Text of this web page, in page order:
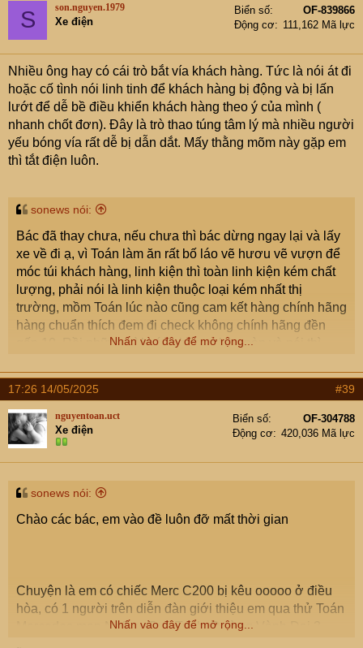
S son.nguyen.1979
Xe điện
Biển số
OF-839866
Động cơ
111,162 Mã lực
Nhiều ông hay có cái trò bắt vía khách hàng. Tức là nói át đi
hoặc cố tình nói linh tinh để khách hàng bị động và bị lấn
lướt để dễ bề điều khiển khách hàng theo ý của mình (
nhanh chốt đơn). Đây là trò thao túng tâm lý mà nhiều người
yếu bóng vía rất dễ bị dẫn dắt. Mấy thằng mõm này gặp em
thì tắt điện luôn.
sonews nói:
Bác đã thay chưa, nếu chưa thì bác dừng ngay lại và lấy
xe về đi ạ, vì Toán làm ăn rất bố láo vẽ hươu vẽ vượn để
móc túi khách hàng, linh kiện thì toàn linh kiện kém chất
lượng, phải nói là linh kiện thuộc loại kém nhất thị
trường, mồm Toán lúc nào cũng cam kết hàng chính hãng
hàng chuẩn thích đem đi check không chính hãng đền
gấp 10. Rồi những gì khách hàng phàn nàn và nói thì
nói 1 tràng giang đại hải về những kỹ thuật cao siêu từ
các kỹ sư thế giới mà lại không liên quan tí gì đến cái
khách hàng đang thắc mắc. Nhưng tất cả chỉ là mõm.
Còn nếu rồi thì em xin chia buồn với bác
Nhấn vào đây để mở rộng...
17:26 14/05/2025 #39
nguyentoan.uct
Xe điện
Biển số
OF-304788
Động cơ
420,036 Mã lực
sonews nói:
Chào các bác, em vào đề luôn đỡ mất thời gian
Chuyện là em có chiếc Merc C200 bị kêu ooooo ở điều
hòa, có 1 người trên diễn đàn giới thiệu em qua thử Toán
Mercedes mạn Ngã tư Tam Trinh, Đường Vành Đai 3,
Nhấn vào đây để mở rộng...